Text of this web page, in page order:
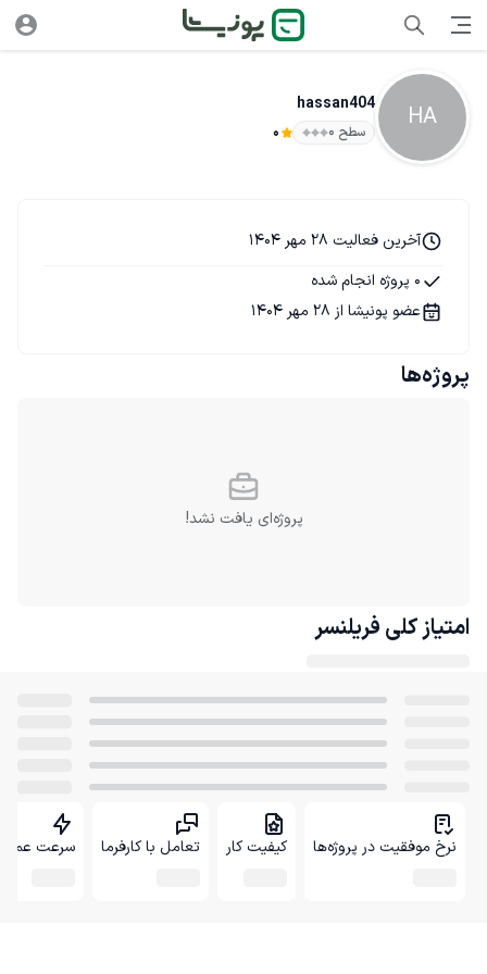
HA
hassan404
سطح ۰ 0
آخرین فعالیت 28 مهر 1404
0 پروژه انجام شده
عضو پونیشا از 28 مهر 1404
پروژه‌ها
پروژه‌ای یافت نشد!
امتیاز کلی فریلنسر
نرخ موفقیت در پروژه‌ها کیفیت کار تعامل با کارفرما سرعت عمل